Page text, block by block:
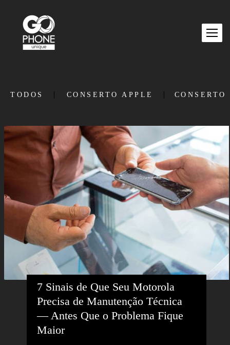
TODOS CONSERTO APPLE CONSERTO
7 Sinais de Que Seu Motorola
Precisa de Manutenção Técnica
— Antes Que o Problema Fique
Maior